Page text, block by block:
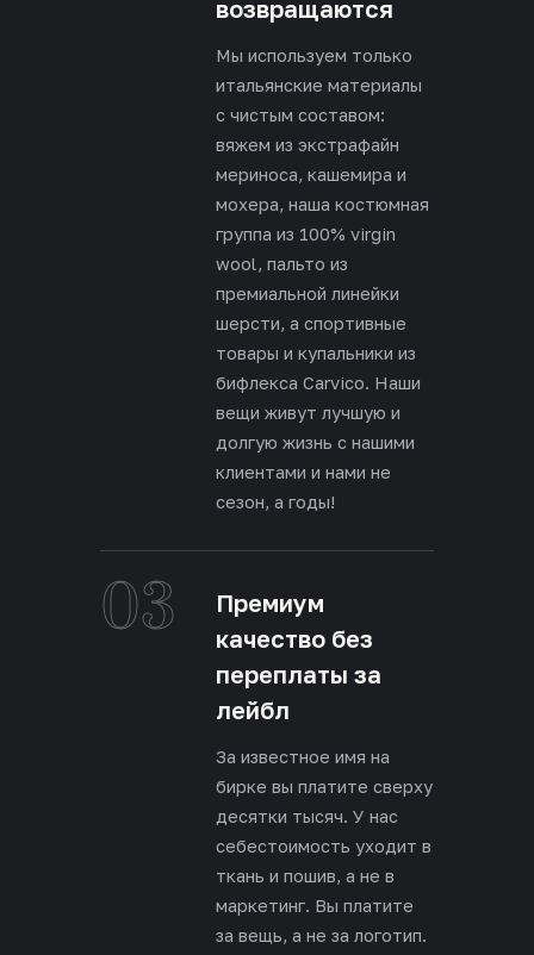
возвращаются
Мы используем только
итальянские материалы
с чистым составом:
вяжем из экстрафайн
мериноса, кашемира и
мохера, наша костюмная
группа из 100% virgin
wool, пальто из
премиальной линейки
шерсти, а спортивные
товары и купальники из
бифлекса Carvico. Наши
вещи живут лучшую и
долгую жизнь с нашими
клиентами и нами не
сезон, а годы!
03
Премиум
качество без
переплаты за
лейбл
За известное имя на
бирке вы платите сверху
десятки тысяч. У нас
себестоимость уходит в
ткань и пошив, а не в
маркетинг. Вы платите
за вещь, а не за логотип.